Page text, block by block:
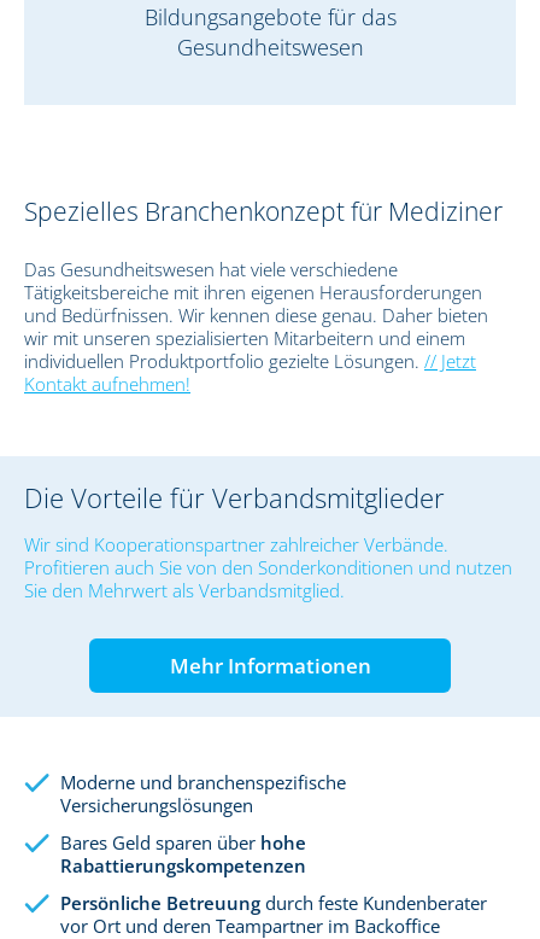
Bildungsangebote für das
Gesundheitswesen
Spezielles Branchenkonzept für Mediziner
Das Gesundheitswesen hat viele verschiedene
Tätigkeitsbereiche mit ihren eigenen Herausforderungen
und Bedürfnissen. Wir kennen diese genau. Daher bieten
wir mit unseren spezialisierten Mitarbeitern und einem
individuellen Produktportfolio gezielte Lösungen. // Jetzt
Kontakt aufnehmen!
Die Vorteile für Verbandsmitglieder
Wir sind Kooperationspartner zahlreicher Verbände.
Profitieren auch Sie von den Sonderkonditionen und nutzen
Sie den Mehrwert als Verbandsmitglied.
Mehr Informationen
Moderne und branchenspezifische
Versicherungslösungen
Bares Geld sparen über hohe
Rabattierungskompetenzen
Persönliche Betreuung durch feste Kundenberater
vor Ort und deren Teampartner im Backoffice